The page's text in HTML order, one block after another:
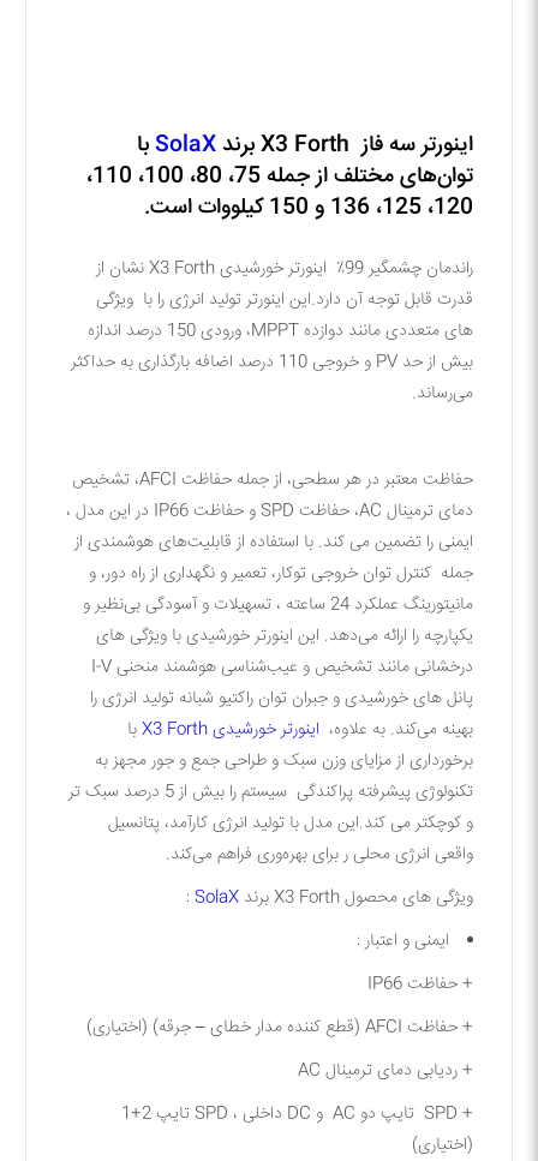
اینورتر سه فاز X3 Forth برند SolaXبا
توان‌های مختلف از جمله 75، 80، 100، 110،
120، 125، 136 و 150 کیلووات است.
راندمان چشمگیر 99٪ اینورتر خورشیدی X3 Forth نشان از
قدرت قابل توجه آن دارد.این اینورتر تولید انرژی را با ویژگی
های متعددی مانند دوازده MPPT، ورودی 150 درصد اندازه
بیش از حد PV و خروجی 110 درصد اضافه بارگذاری به حداکثر
می‌رساند.
حفاظت معتبر در هر سطحی، از جمله حفاظت AFCI، تشخیص
دمای ترمینال AC، حفاظت SPD و حفاظت IP66 در این مدل ،
ایمنی را تضمین می کند. با استفاده از قابلیت‌های هوشمندی از
جمله کنترل توان خروجی توکار، تعمیر و نگهداری از راه دور، و
مانیتورینگ عملکرد 24 ساعته ، تسهیلات و آسودگی بی‌نظیر و
یکپارچه را ارائه می‌دهد. این اینورتر خورشیدی با ویژگی های
پانل های خورشیدی و جبران توان راکتیو شبانه تولید انرژی را
بهینه می‌کند. به علاوه، اینورتر خورشیدی X3 Forth
با
برخورداری از مزایای وزن سبک و طراحی جمع و جور مجهز به
تکنولوژی پیشرفته پراکندگی سیستم را بیش از 5 درصد سبک تر
و کوچکتر می کند.این مدل با تولید انرژی کارآمد، پتانسیل
واقعی انرژی محلی ر برای بهره‌وری فراهم می‌کند.
ویژگی های محصول X3 Forth برند
SolaX
:
ایمنی و اعتبار :
+ حفاظت IP66
+ حفاظت AFCI (قطع کننده مدار خطای – جرقه) (اختیاری)
+ ردیابی دمای ترمینال AC
(اختیاری)